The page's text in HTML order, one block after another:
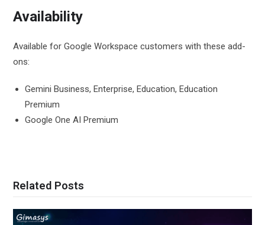
Availability
Available for Google Workspace customers with these add-
ons:
Gemini Business, Enterprise, Education, Education
Premium
Google One AI Premium
Related Posts